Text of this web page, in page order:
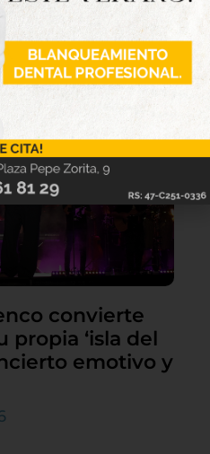
convierte
propia ‘isla del
emotivo y